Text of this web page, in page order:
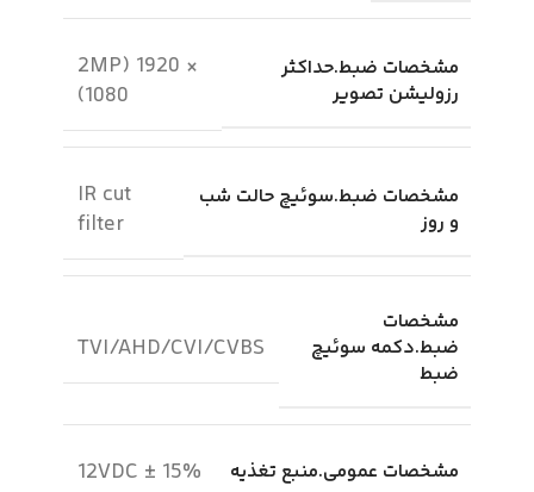
مشخصات ضبط.حداکثر
رزولیشن تصویر
2MP) 1920 ×
1080)
مشخصات ضبط.سوئیچ حالت شب
و روز
IR cut
filter
مشخصات
ضبط.دکمه سوئیچ
ضبط
TVI/AHD/CVI/CVBS
مشخصات عمومی.منبع تغذیه 12VDC ± 15%